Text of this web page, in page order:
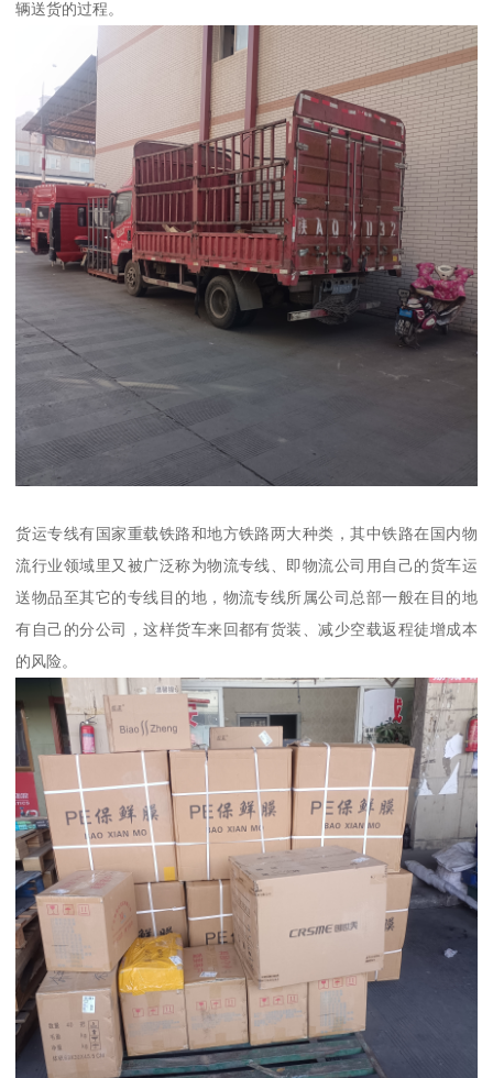
辆送货的过程。
货运专线有国家重载铁路和地方铁路两大种类，其中铁路在国内物
流行业领域里又被广泛称为物流专线、即物流公司用自己的货车运
送物品至其它的专线目的地，物流专线所属公司总部一般在目的地
有自己的分公司，这样货车来回都有货装、减少空载返程徒增成本
的风险。